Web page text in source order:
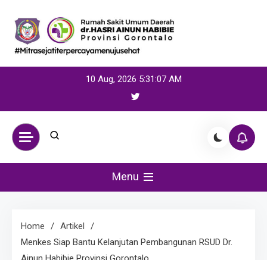
content
10 Aug, 2026 5:31:07 AM
Menu
Home
Artikel
Menkes Siap Bantu Kelanjutan Pembangunan RSUD Dr.